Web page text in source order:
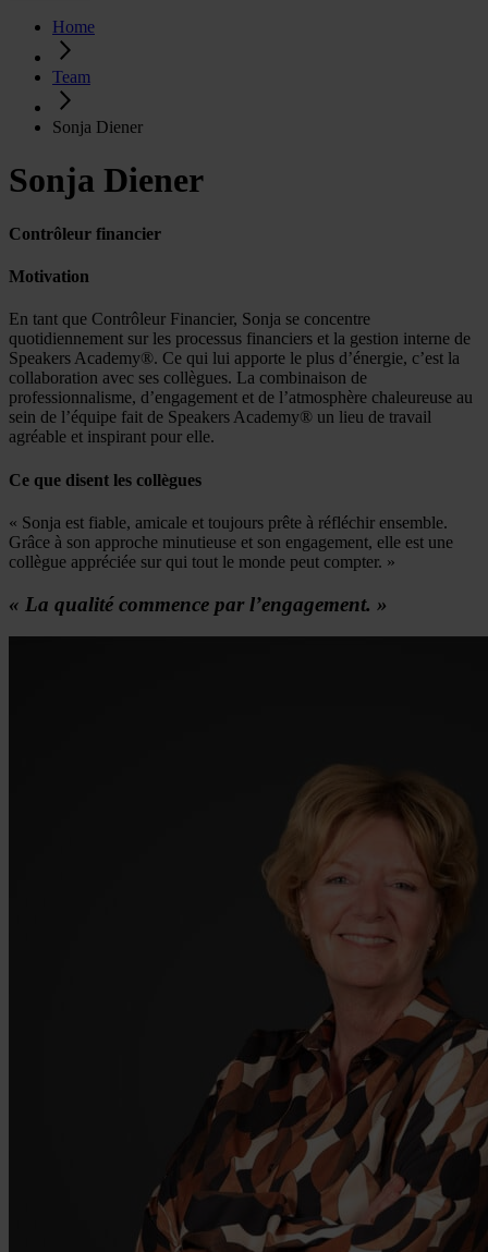
Home
Team
Sonja Diener
Sonja Diener
Contrôleur financier
Motivation
En tant que Contrôleur Financier, Sonja se concentre
quotidiennement sur les processus financiers et la gestion interne de
Speakers Academy®. Ce qui lui apporte le plus d’énergie, c’est la
collaboration avec ses collègues. La combinaison de
professionnalisme, d’engagement et de l’atmosphère chaleureuse au
sein de l’équipe fait de Speakers Academy® un lieu de travail
agréable et inspirant pour elle.
Ce que disent les collègues
« Sonja est fiable, amicale et toujours prête à réfléchir ensemble.
Grâce à son approche minutieuse et son engagement, elle est une
collègue appréciée sur qui tout le monde peut compter. »
« La qualité commence par l’engagement. »